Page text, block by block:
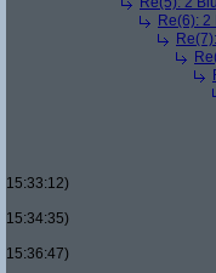
Re(6):
15:33:12)
15:34:35)
15:36:47)